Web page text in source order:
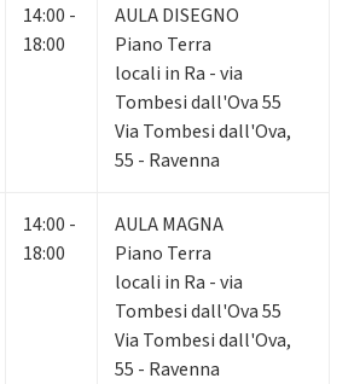
14:00 -
18:00
AULA DISEGNO
Piano Terra
locali in Ra - via
Tombesi dall'Ova 55
Via Tombesi dall'Ova,
55 - Ravenna
14:00 -
18:00
AULA MAGNA
Piano Terra
locali in Ra - via
Tombesi dall'Ova 55
Via Tombesi dall'Ova,
55 - Ravenna